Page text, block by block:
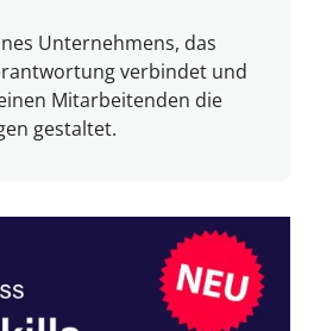
Unternehmens, das
verbindet und
Mitarbeitenden die
gestaltet.